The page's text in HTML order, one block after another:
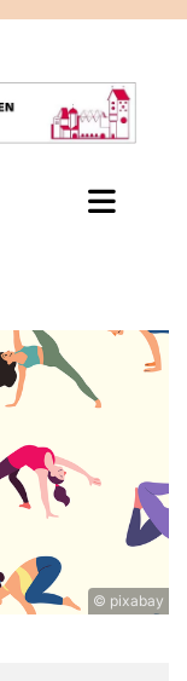
© pixabay